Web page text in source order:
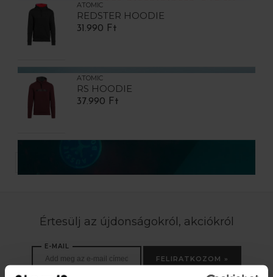
ATOMIC
REDSTER HOODIE
31.990 Ft
ATOMIC
RS HOODIE
37.990 Ft
Értesülj az újdonságokról, akciókról
E-MAIL
FELIRATKOZOM »